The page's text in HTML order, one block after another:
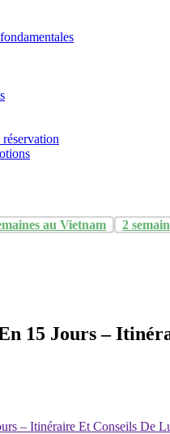
au Vietnam 2
15 Jours –
– Itinéraire Et Conseils De